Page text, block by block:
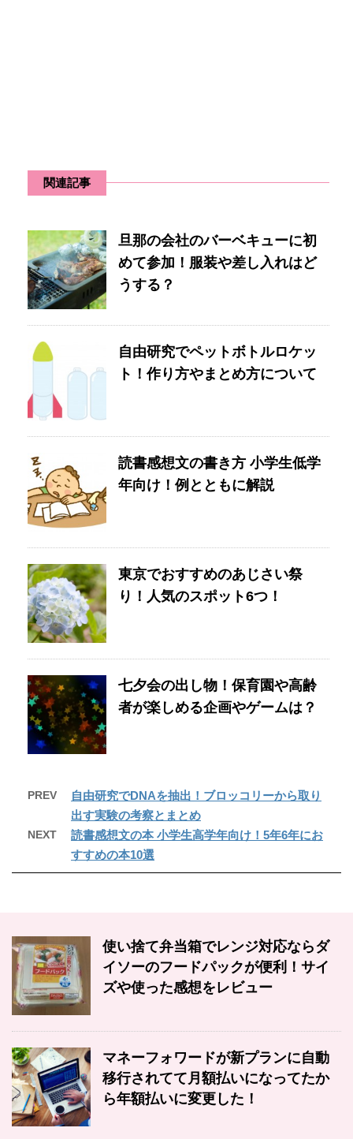
関連記事
旦那の会社のバーベキューに初
めて参加！服装や差し入れはど
うする？
自由研究でペットボトルロケッ
ト！作り方やまとめ方について
読書感想文の書き方 小学生低学
年向け！例とともに解説
東京でおすすめのあじさい祭
り！人気のスポット6つ！
七夕会の出し物！保育園や高齢
者が楽しめる企画やゲームは？
PREV
自由研究でDNAを抽出！ブロッコリーから取り
出す実験の考察とまとめ
NEXT
読書感想文の本 小学生高学年向け！5年6年にお
すすめの本10選
使い捨て弁当箱でレンジ対応ならダ
イソーのフードパックが便利！サイ
ズや使った感想をレビュー
マネーフォワードが新プランに自動
移行されてて月額払いになってたか
ら年額払いに変更した！